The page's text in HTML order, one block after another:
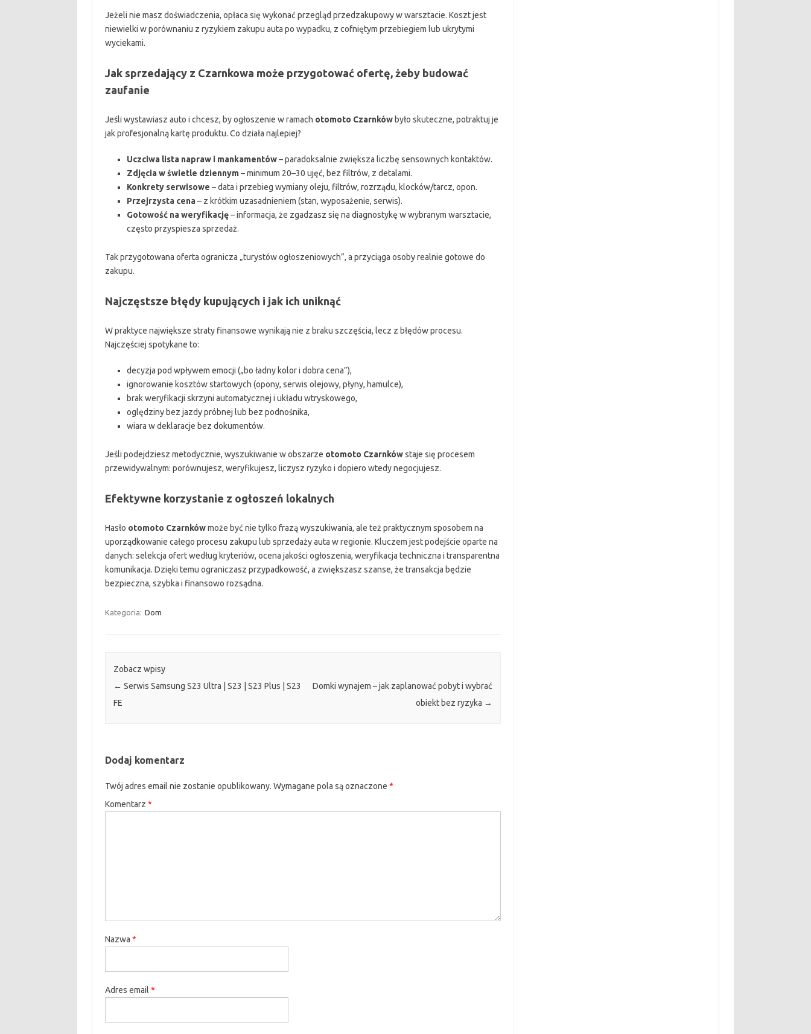
Jeżeli nie masz doświadczenia, opłaca się wykonać przegląd przedzakupowy w warsztacie. Koszt jest
niewielki w porównaniu z ryzykiem zakupu auta po wypadku, z cofniętym przebiegiem lub ukrytymi
wyciekami.
Jak sprzedający z Czarnkowa może przygotować ofertę, żeby budować
zaufanie
Jeśli wystawiasz auto i chcesz, by ogłoszenie w ramach otomoto Czarnkówbyło skuteczne, potraktuj je
jak profesjonalną kartę produktu. Co działa najlepiej?
Uczciwa lista napraw i mankamentów– paradoksalnie zwiększa liczbę sensownych kontaktów.
Zdjęcia w świetle dziennym– minimum 20–30 ujęć, bez filtrów, z detalami.
Konkrety serwisowe – data i przebieg wymiany oleju, filtrów, rozrządu, klocków/tarcz, opon.
Przejrzysta cena– z krótkim uzasadnieniem (stan, wyposażenie, serwis).
Gotowość na weryfikację– informacja, że zgadzasz się na diagnostykę w wybranym warsztacie,
często przyspiesza sprzedaż.
Tak przygotowana oferta ogranicza „turystów ogłoszeniowych”, a przyciąga osoby realnie gotowe do
zakupu.
Najczęstsze błędy kupujących i jak ich uniknąć
W praktyce największe straty finansowe wynikają nie z braku szczęścia, lecz z błędów procesu.
Najczęściej spotykane to:
decyzja pod wpływem emocji („bo ładny kolor i dobra cena”),
ignorowanie kosztów startowych (opony, serwis olejowy, płyny, hamulce),
brak weryfikacji skrzyni automatycznej i układu wtryskowego,
oględziny bez jazdy próbnej lub bez podnośnika,
wiara w deklaracje bez dokumentów.
Jeśli podejdziesz metodycznie, wyszukiwanie w obszarze otomoto Czarnkówstaje się procesem
przewidywalnym: porównujesz, weryfikujesz, liczysz ryzyko i dopiero wtedy negocjujesz.
Efektywne korzystanie z ogłoszeń lokalnych
Hasło otomoto Czarnkówmoże być nie tylko frazą wyszukiwania, ale też praktycznym sposobem na
uporządkowanie całego procesu zakupu lub sprzedaży auta w regionie. Kluczem jest podejście oparte na
danych: selekcja ofert według kryteriów, ocena jakości ogłoszenia, weryfikacja techniczna i transparentna
komunikacja. Dzięki temu ograniczasz przypadkowość, a zwiększasz szanse, że transakcja będzie
bezpieczna, szybka i finansowo rozsądna.
Kategoria: Dom
Zobacz wpisy
← Serwis Samsung S23 Ultra | S23 | S23 Plus | S23
FE
Domki wynajem – jak zaplanować pobyt i wybrać
obiekt bez ryzyka →
Dodaj komentarz
Twój adres email nie zostanie opublikowany. Wymagane pola są oznaczone *
Komentarz *
Nazwa *
Adres email *